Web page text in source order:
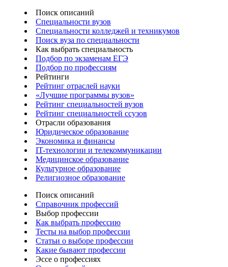
Поиск описаний
Специальности вузов
Специальности колледжей и техникумов
Поиск вуза по специальности
Как выбрать специальность
Подбор по экзаменам ЕГЭ
Подбор по профессиям
Рейтинги
Рейтинг отраслей науки
«Лучшие программы вузов»
Рейтинг специальностей вузов
Рейтинг специальностей ссузов
Отрасли образования
Юридическое образование
Экономика и финансы
IT-технологии и телекоммуникации
Медицинское образование
Культурное образование
Религиозное образование
Поиск описаний
Справочник профессий
Выбор профессии
Как выбрать профессию
Тесты на выбор профессии
Статьи о выборе профессии
Какие бывают профессии
Эссе о профессиях